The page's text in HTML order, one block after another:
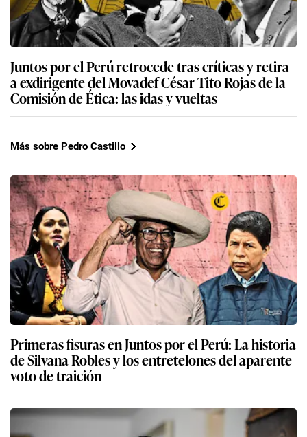
Juntos por el Perú retrocede tras críticas y retira
a exdirigente del Movadef César Tito Rojas de la
Comisión de Ética: las idas y vueltas
Más sobre Pedro Castillo
Primeras fisuras en Juntos por el Perú: La historia
de Silvana Robles y los entretelones del aparente
voto de traición